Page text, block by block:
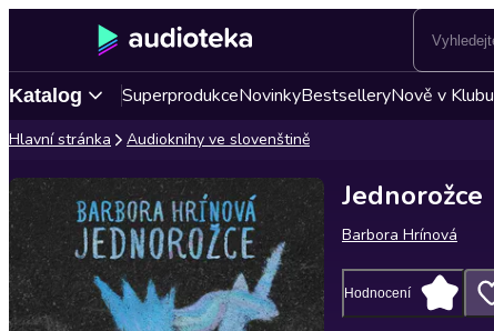
Katalog SuperprodukceNovinkyBestselleryNově v Klubu
Hlavní stránka Audioknihy ve slovenštině
Jednorožce
Barbora Hrínová
Hodnocení